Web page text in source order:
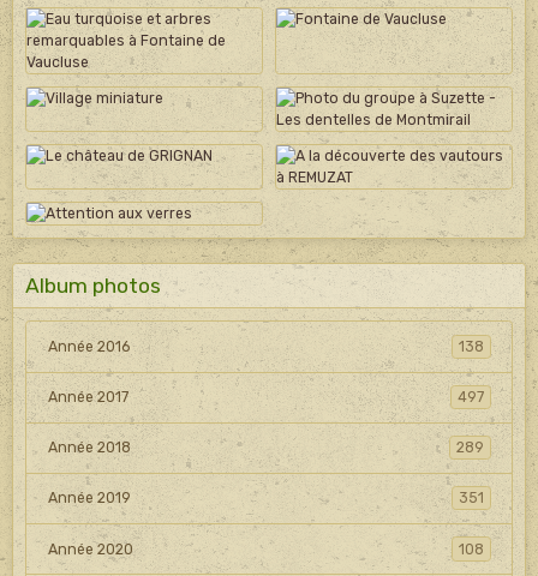
Album photos
Année 2016 138
Année 2017 497
Année 2018 289
Année 2019 351
Année 2020 108